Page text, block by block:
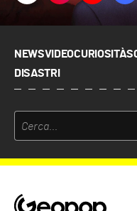
NEWSVIDEOCURIOSITÀ
DISASTRI